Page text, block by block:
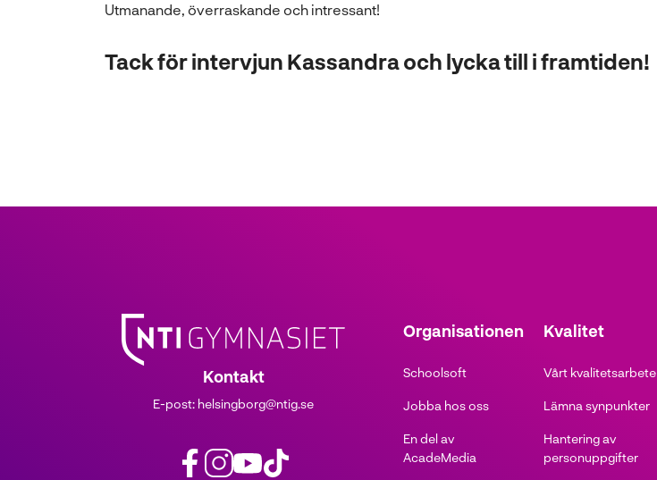
Utmanande, överraskande och intressant!
Tack för intervjun Kassandra och lycka till i framtiden!
Kontakt
E-post: helsingborg@ntig.se
Organisationen
Schoolsoft
Jobba hos oss
En del av
AcadeMedia
Kvalitet
Vårt kvalitetsarbete
Lämna synpunkter
Hantering av
personuppgifter